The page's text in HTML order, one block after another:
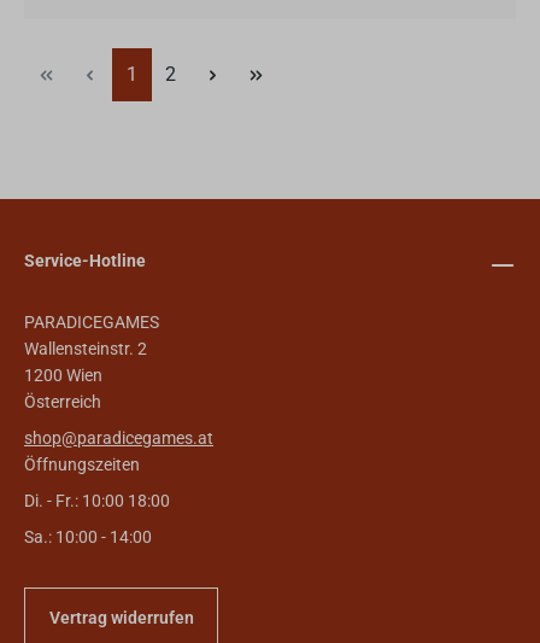
Seite
1 Seite
2
Service-Hotline
PARADICEGAMES
Wallensteinstr. 2
1200 Wien
Österreich
shop@paradicegames.at
Öffnungszeiten
Di. - Fr.: 10:00 18:00
Sa.: 10:00 - 14:00
Vertrag widerrufen